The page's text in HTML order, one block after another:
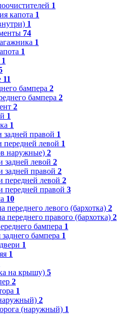
1
капота 1
1
74
1
1
1
11
бампера 2
бампера 2
2
1
1
правой 1
левой 1
наружные) 2
задней левой 2
задней правой 2
передней левой 2
передней правой 3
10
переднего левого (бархотка) 2
переднего правого (бархотка) 2
бампера 1
бампера 1
1
1
на крышу) 5
2
1
2
(наружный) 1